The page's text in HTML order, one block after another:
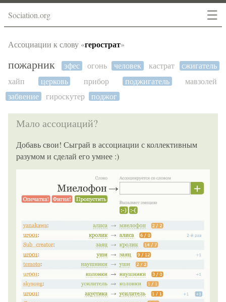
☰
Sociation.org
Ассоциации к слову «герострат»
пожарник эфес огонь человек кастрат
сжигатель
хайп
церковь прибор поджигатель
мавзолей
забвение
гироскутер поджог
Мало ассоциаций?
Добавь свои! Сыграй в ассоциации с коллективным
разумом и сделай его умнее :)